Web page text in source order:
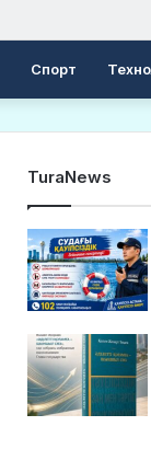
Спорт
TuraNews